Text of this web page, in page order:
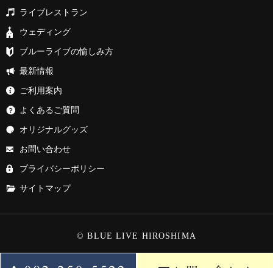
ライブレストラン
ウェディング
ブルーライブの愉しみ方
最新情報
ご利用案内
よくあるご質問
オリジナルグッズ
お問い合わせ
プライバシーポリシー
サイトマップ
© BLUE LIVE HIROSHIMA